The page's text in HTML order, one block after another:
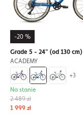
-20 %
Grade 5 - 24" (od 130 cm)
ACADEMY
+3
2 489 zł
1 999 zł
Na stanie